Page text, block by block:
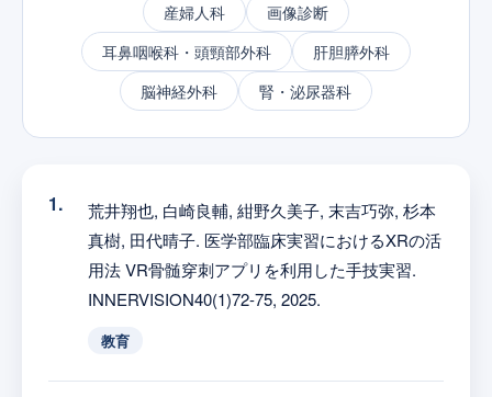
産婦人科
画像診断
耳鼻咽喉科・頭頸部外科
肝胆膵外科
脳神経外科
腎・泌尿器科
荒井翔也, 白崎良輔, 紺野久美子, 末吉巧弥, 杉本
真樹, 田代晴子. 医学部臨床実習におけるXRの活
用法 VR骨髄穿刺アプリを利用した手技実習.
INNERVISION40(1)72-75, 2025.
教育